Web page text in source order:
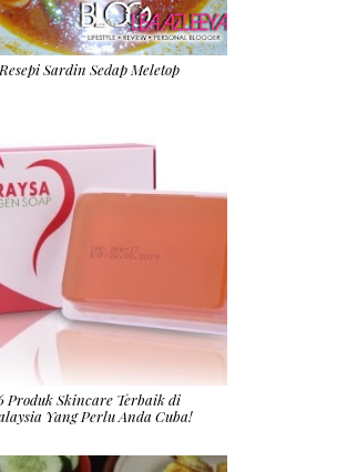
Resepi Sardin Sedap Meletop
Produk Skincare Terbaik di
Yang Perlu Anda Cuba!